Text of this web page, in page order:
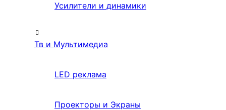
Усилители и динамики
Тв и Мультимедиа
LED реклама
Проекторы и Экраны